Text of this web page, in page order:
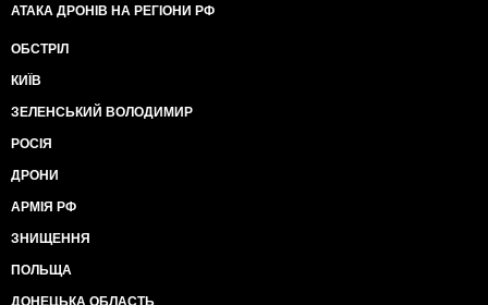
АТАКА ДРОНІВ НА РЕГІОНИ РФ
ОБСТРІЛ
КИЇВ
ЗЕЛЕНСЬКИЙ ВОЛОДИМИР
РОСІЯ
ДРОНИ
АРМІЯ РФ
ЗНИЩЕННЯ
ПОЛЬЩА
ДОНЕЦЬКА ОБЛАСТЬ